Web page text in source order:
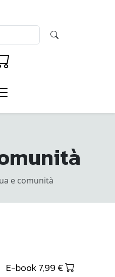
e comunità
E-book 7,99 €